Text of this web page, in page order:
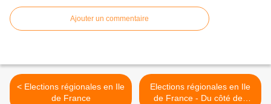
Ajouter un commentaire
< Elections régionales en Ile
de France
Elections régionales en Ile
de France - Du côté des